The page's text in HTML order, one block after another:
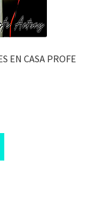
EN CASA PROFE